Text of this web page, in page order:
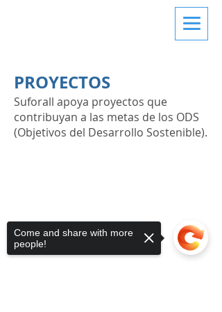
PROYECTOS
Suforall apoya proyectos que
contribuyan a las metas de los ODS
(Objetivos del Desarrollo Sostenible).
Come and share with more
people!